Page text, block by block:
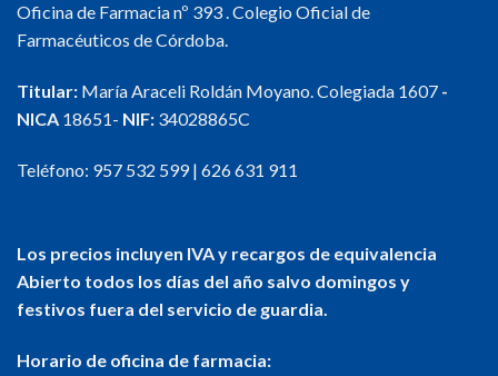
Oficina de Farmacia nº 393 . Colegio Oficial de
Farmacéuticos de Córdoba.
Titular: María Araceli Roldán Moyano. Colegiada 1607 -
NICA 18651- NIF: 34028865C
Teléfono: 957 532 599| 626 631 911
Los precios incluyen IVA y recargos de equivalencia
Abierto todos los días del año salvo domingos y
festivos fuera del servicio de guardia.
Horario de oficina de farmacia: